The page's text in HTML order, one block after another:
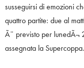
susseguirsi di emozioni
quattro partite: due al
Ã¨ previsto per lunedÃ¬
assegnata la Supercoppa.